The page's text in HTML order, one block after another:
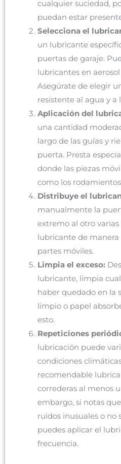
cualquier suciedad,
puedan estar
Selecciona el
un lubricante
puertas de garaje.
lubricantes en
Asegúrate de elegir
resistente al agua y a
Aplicación del
una cantidad
largo de las guías y
puerta. Presta
donde las piezas
como los
Distribuye el
manualmente la
extremo al otro
lubricante de
partes móviles.
Limpia el exceso:
lubricante, limpia
haber quedado en la
limpio o papel
esto.
Repeticiones
lubricación puede
condiciones
recomendable
correderas al menos
embargo, si notas
ruidos inusuales o no
puedes aplicar el
frecuencia.